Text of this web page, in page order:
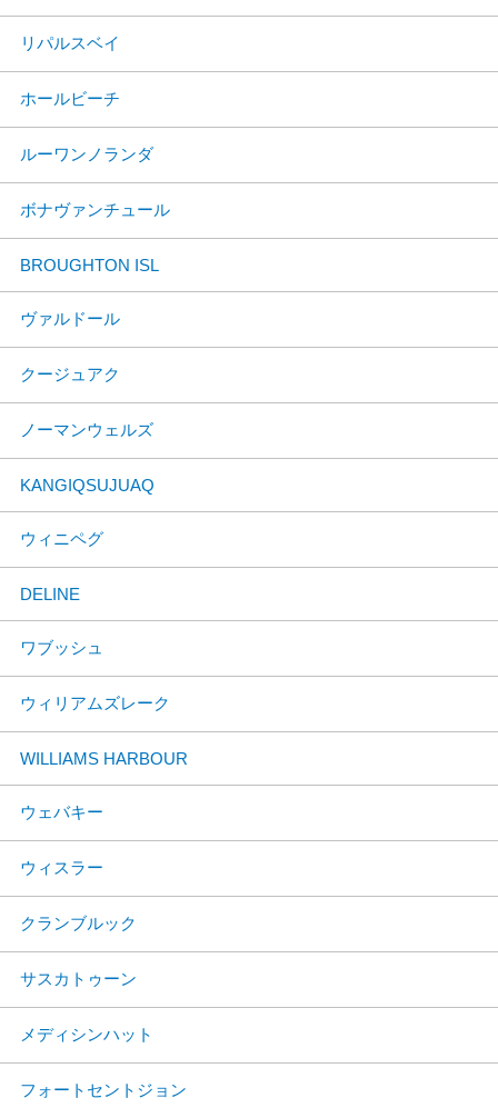
リパルスベイ
ホールビーチ
ルーワンノランダ
ボナヴァンチュール
BROUGHTON ISL
ヴァルドール
クージュアク
ノーマンウェルズ
KANGIQSUJUAQ
ウィニペグ
DELINE
ワブッシュ
ウィリアムズレーク
WILLIAMS HARBOUR
ウェバキー
ウィスラー
クランブルック
サスカトゥーン
メディシンハット
フォートセントジョン